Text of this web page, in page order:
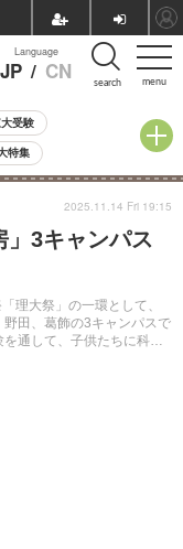
menu
Language
JP / CN search
受験
特集
小学校受験
気記事3キャンパス
理大祭」の一環として、
田、葛飾の3キャンパスで
通して、子供たちに科学
2025.11.14 Fri 19:15